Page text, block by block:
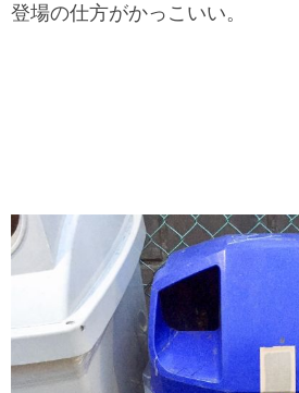
登場の仕方がかっこいい。